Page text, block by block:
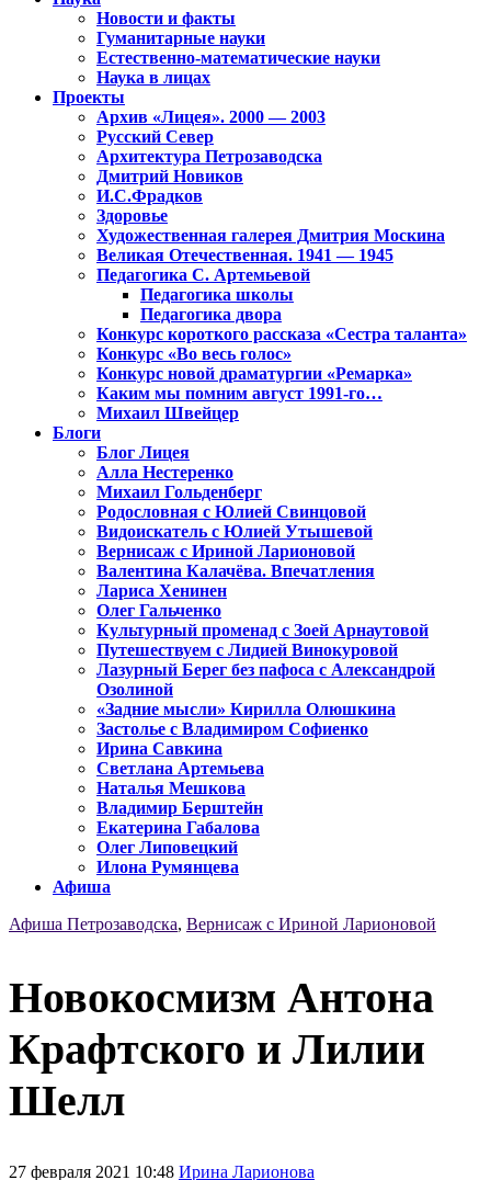
Новости и факты
Гуманитарные науки
Естественно-математические науки
Наука в лицах
Проекты
Архив «Лицея». 2000 — 2003
Русский Север
Архитектура Петрозаводска
Дмитрий Новиков
И.С.Фрадков
Здоровье
Художественная галерея Дмитрия Москина
Великая Отечественная. 1941 — 1945
Педагогика С. Артемьевой
Педагогика школы
Педагогика двора
Конкурс короткого рассказа «Сестра таланта»
Конкурс «Во весь голос»
Конкурс новой драматургии «Ремарка»
Каким мы помним август 1991-го…
Михаил Швейцер
Блоги
Блог Лицея
Алла Нестеренко
Михаил Гольденберг
Родословная с Юлией Свинцовой
Видоискатель с Юлией Утышевой
Вернисаж с Ириной Ларионовой
Валентина Калачёва. Впечатления
Лариса Хенинен
Олег Гальченко
Культурный променад с Зоей Арнаутовой
Путешествуем с Лидией Винокуровой
Лазурный Берег без пафоса с Александрой
Озолиной
«Задние мысли» Кирилла Олюшкина
Застолье с Владимиром Софиенко
Ирина Савкина
Светлана Артемьева
Наталья Мешкова
Владимир Берштейн
Екатерина Габалова
Олег Липовецкий
Илона Румянцева
Афиша
Афиша Петрозаводска, Вернисаж с Ириной Ларионовой
Новокосмизм Антона
Крафтского и Лилии
Шелл
27 февраля 2021 10:48 Ирина Ларионова